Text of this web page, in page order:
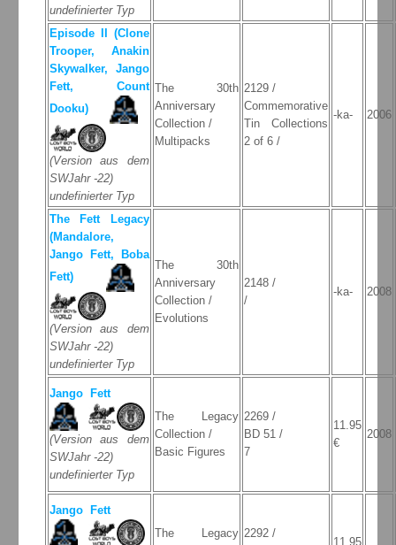
undefinierter Typ
Episode II (Clone
Trooper, Anakin
Skywalker, Jango
Fett, Count
Dooku)
(Version aus dem
SWJahr -22)
undefinierter Typ
The 30th
Anniversary
Collection /
Multipacks
2129 /
Commemorative
Tin Collections
2 of 6 /
-ka- 2006
The Fett Legacy
(Mandalore,
Jango Fett, Boba
Fett)
(Version aus dem
SWJahr -22)
undefinierter Typ
The 30th
Anniversary
Collection /
Evolutions
2148 /
/
-ka- 2008
Jango Fett
(Version aus dem
SWJahr -22)
undefinierter Typ
The Legacy
Collection /
Basic Figures
2269 /
BD 51 /
7
11.95
€
2008
Jango Fett
The Legacy 2292 /
11.95